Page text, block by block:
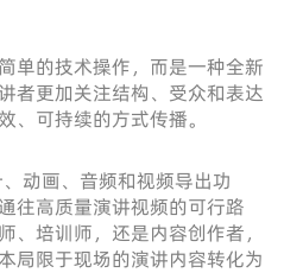
单的技术操作，而是一种全新
者更加关注结构、受众和表达
、可持续的方式传播。
动画、音频和视频导出功
往高质量演讲视频的可行路
、培训师，还是内容创作者，
局限于现场的演讲内容转化为